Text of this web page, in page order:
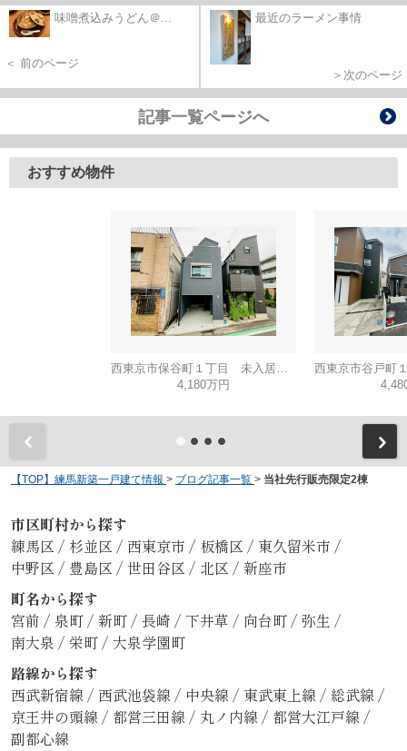
味噌煮込みうどん＠...
＜ 前のページ
最近のラーメン事情
＞次のページ
記事一覧ページへ
おすすめ物件
西東京市保谷町１丁目 未入居戸建て
4,180万円
【TOP】練馬新築一戸建て情報 > ブログ記事一覧 > 当社先行販売限定2棟
市区町村から探す
練馬区 / 杉並区 / 西東京市 / 板橋区 / 東久留米市 /
中野区 / 豊島区 / 世田谷区 / 北区 / 新座市
町名から探す
宮前 / 泉町/ 新町/ 長崎 / 下井草 / 向台町/ 弥生 /
南大泉 / 栄町/ 大泉学園町
路線から探す
西武新宿線/ 西武池袋線/ 中央線/ 東武東上線/ 総武線/
京王井の頭線/ 都営三田線/ 丸ノ内線/ 都営大江戸線/
副都心線